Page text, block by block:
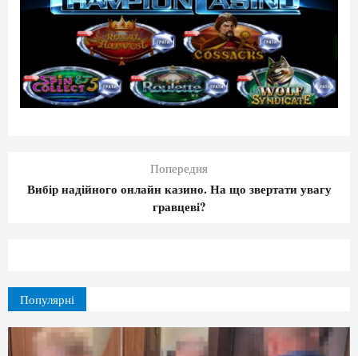
Попередня
Вибір надійного онлайн казино. На що звертати увагу
гравцеві?
Популярні